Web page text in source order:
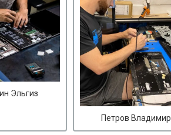
Эльгиз
Петров Владимир